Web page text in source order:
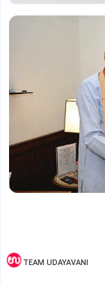
TEAM UDAYAVANI